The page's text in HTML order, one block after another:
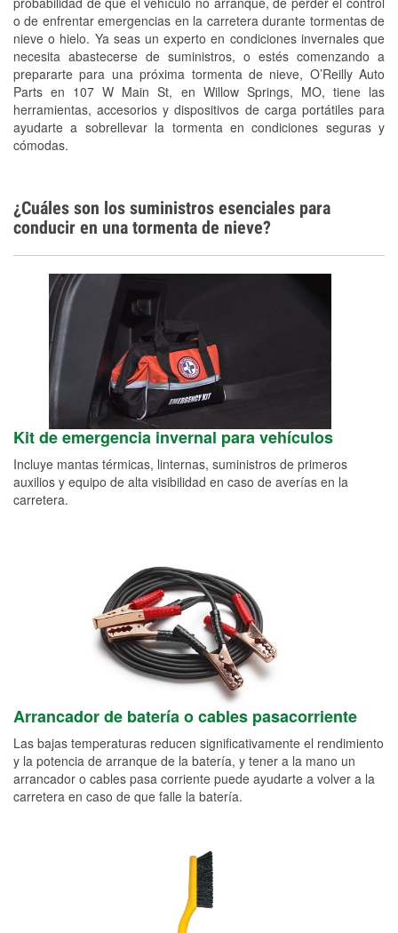
o de enfrentar emergencias en la carretera durante tormentas de
nieve o hielo. Ya seas un experto en condiciones invernales que
necesita abastecerse de suministros, o estés comenzando a
prepararte para una próxima tormenta de nieve, O’Reilly Auto
Parts en 107 W Main St, en Willow Springs, MO, tiene las
herramientas, accesorios y dispositivos de carga portátiles para
ayudarte a sobrellevar la tormenta en condiciones seguras y
cómodas.
Snowstorm Supplies
Tornado Supplies
Conoce más
¿Cuáles son los suministros esenciales para
conducir en una tormenta de nieve?
Kit de emergencia invernal para vehículos
Incluye mantas térmicas, linternas, suministros de primeros
auxilios y equipo de alta visibilidad en caso de averías en la
carretera.
Arrancador de batería o cables pasacorriente
Las bajas temperaturas reducen significativamente el rendimiento
y la potencia de arranque de la batería, y tener a la mano un
arrancador o cables pasa corriente puede ayudarte a volver a la
carretera en caso de que falle la batería.